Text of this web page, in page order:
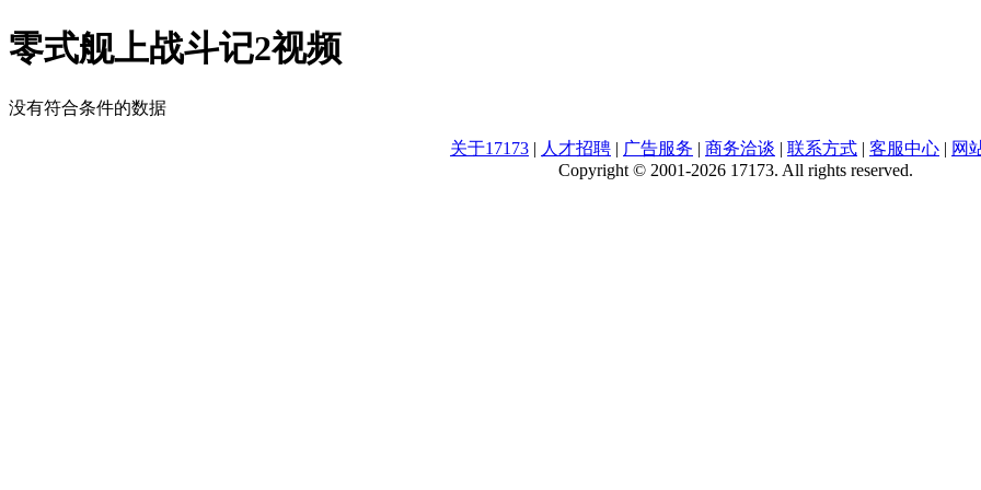
零式舰上战斗记2视频
没有符合条件的数据
关于17173 | 人才招聘 | 广告服务 | 商务洽谈 | 联系方式 | 客服中心 | 网
Copyright © 2001-2026 17173. All rights reserved.